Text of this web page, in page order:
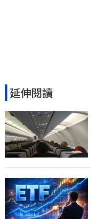
延伸閱讀